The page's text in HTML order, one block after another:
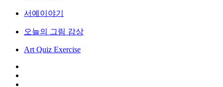
서예이야기
오늘의 그림 감상
Art Quiz Exercise